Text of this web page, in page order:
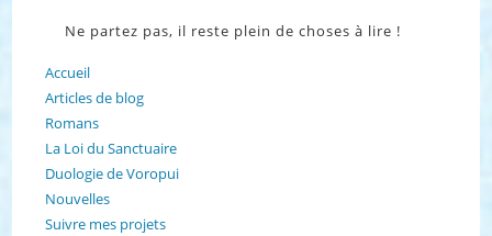
Ne partez pas, il reste plein de choses à lire !
Accueil
Articles de blog
Romans
La Loi du Sanctuaire
Duologie de Voropui
Nouvelles
Suivre mes projets